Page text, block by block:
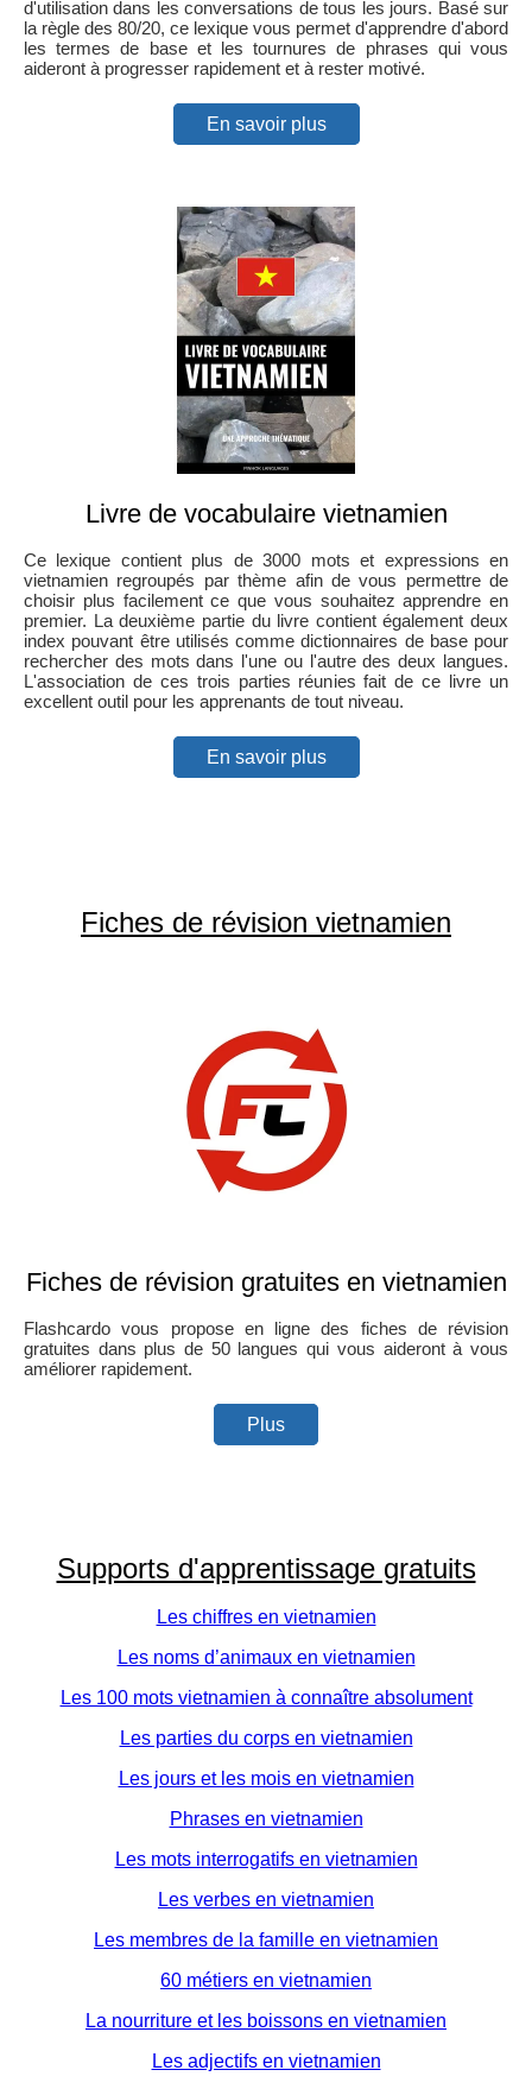
d'utilisation dans les conversations de tous les jours. Basé sur
la règle des 80/20, ce lexique vous permet d'apprendre d'abord
les termes de base et les tournures de phrases qui vous
aideront à progresser rapidement et à rester motivé.
En savoir plus
Livre de vocabulaire vietnamien
Ce lexique contient plus de 3000 mots et expressions en
vietnamien regroupés par thème afin de vous permettre de
choisir plus facilement ce que vous souhaitez apprendre en
premier. La deuxième partie du livre contient également deux
index pouvant être utilisés comme dictionnaires de base pour
rechercher des mots dans l'une ou l'autre des deux langues.
L'association de ces trois parties réunies fait de ce livre un
excellent outil pour les apprenants de tout niveau.
En savoir plus
Fiches de révision vietnamien
Fiches de révision gratuites en vietnamien
Flashcardo vous propose en ligne des fiches de révision
gratuites dans plus de 50 langues qui vous aideront à vous
améliorer rapidement.
Plus
Supports d'apprentissage gratuits
Les chiffres en vietnamien
Les noms d’animaux en vietnamien
Les 100 mots vietnamien à connaître absolument
Les parties du corps en vietnamien
Les jours et les mois en vietnamien
Phrases en vietnamien
Les mots interrogatifs en vietnamien
Les verbes en vietnamien
Les membres de la famille en vietnamien
60 métiers en vietnamien
La nourriture et les boissons en vietnamien
Les adjectifs en vietnamien